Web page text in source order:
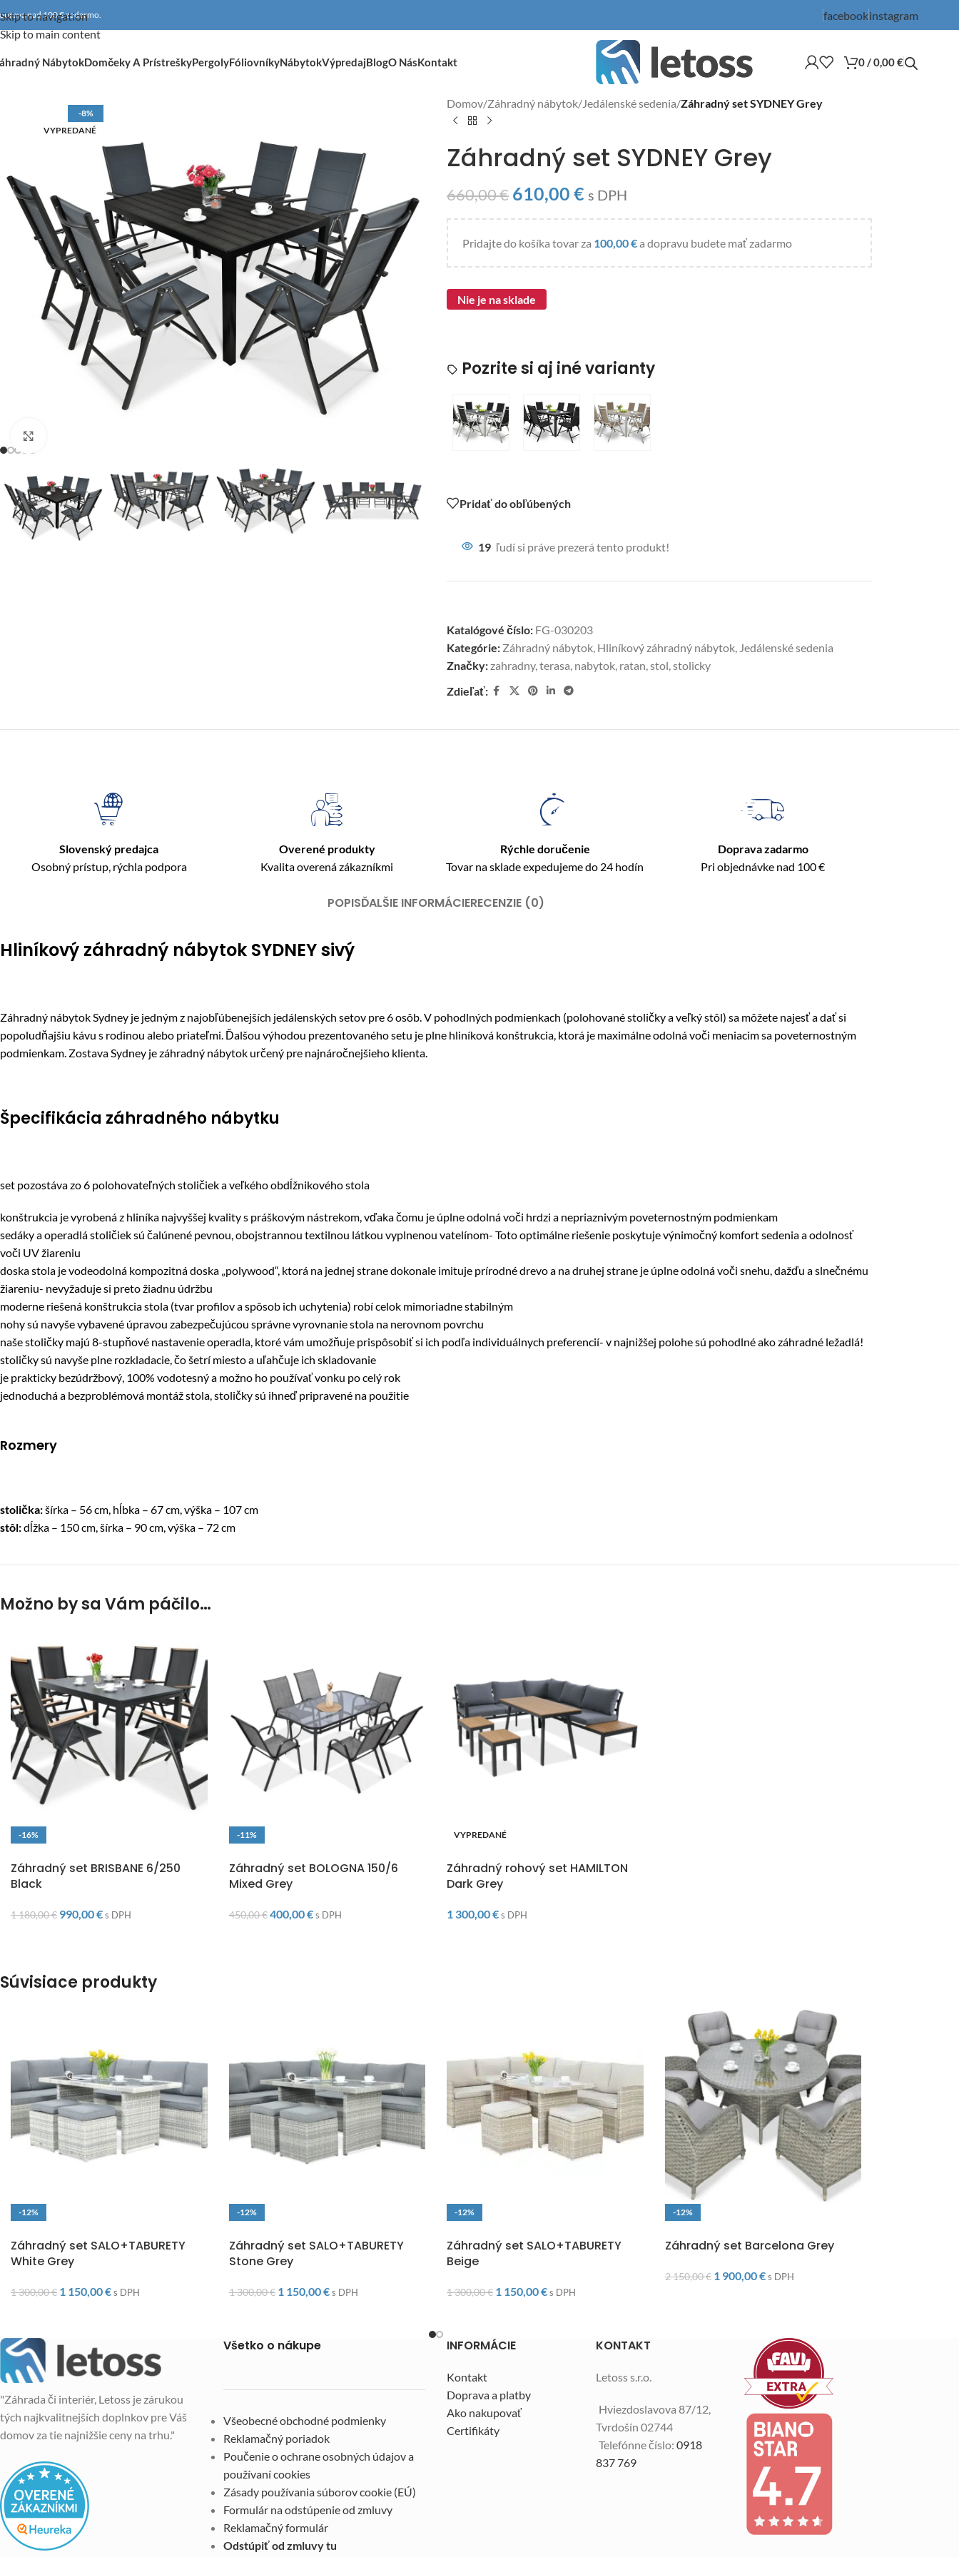
Skip to navigation
Skip to main content
nad 100 € zadarmo. facebookinstagram
NábytokDomčeky A PrístreškyPergolyFóliovníkyNábytokVýpredajBlogO NásKontakt 0 /0,00€
-8%
VYPREDANÉ
Domov/Záhradný nábytok/Jedálenské sedenia/Záhradný set SYDNEY Grey
Záhradný set SYDNEY Grey
660,00€ 610,00 € s DPH
Pridajte do košíka tovar za 100,00€a dopravu budete mať zadarmo
Nie je na sklade
Pozrite si aj iné varianty
Pridať do obľúbených
19 ľudí si práve prezerá tento produkt!
Katalógové číslo: FG-030203
Kategórie: Záhradný nábytok, Hliníkový záhradný nábytok, Jedálenské sedenia
Značky:zahradny,terasa, nabytok, ratan,stol,stolicky
Zdieľať:
Slovenský predajca
Osobný prístup, rýchla podpora
Overené produkty
Kvalita overená zákazníkmi
Rýchle doručenie
Tovar na sklade expedujeme do 24 hodín
Doprava zadarmo
Pri objednávke nad 100 €
POPISĎALŠIE INFORMÁCIERECENZIE (0)
Hliníkový záhradný nábytok SYDNEY sivý
Záhradný nábytok Sydney je jedným z najobľúbenejších jedálenských setov pre 6 osôb. V pohodlných podmienkach (polohované stoličky a veľký stôl) sa môžete najesť a dať si
popoludňajšiu kávu s rodinou alebo priateľmi. Ďalšou výhodou prezentovaného setu je plne hliníková konštrukcia, ktorá je maximálne odolná voči meniacim sa poveternostným
podmienkam. Zostava Sydney je záhradný nábytok určený pre najnáročnejšieho klienta.
Špecifikácia záhradného nábytku
set pozostáva zo 6 polohovateľných stoličiek a veľkého obdĺžnikového stola
konštrukcia je vyrobená z hliníka najvyššej kvality s práškovým nástrekom, vďaka čomu je úplne odolná voči hrdzi a nepriaznivým poveternostným podmienkam
sedáky a operadlá stoličiek sú čalúnené pevnou, obojstrannou textilnou látkou vyplnenou vatelínom- Toto optimálne riešenie poskytuje výnimočný komfort sedenia a odolnosť
voči UV žiareniu
doska stola je vodeodolná kompozitná doska „polywood“, ktorá na jednej strane dokonale imituje prírodné drevo a na druhej strane je úplne odolná voči snehu, dažďu a slnečnému
žiareniu- nevyžaduje si preto žiadnu údržbu
moderne riešená konštrukcia stola (tvar profilov a spôsob ich uchytenia) robí celok mimoriadne stabilným
nohy sú navyše vybavené úpravou zabezpečujúcou správne vyrovnanie stola na nerovnom povrchu
naše stoličky majú 8-stupňové nastavenie operadla, ktoré vám umožňuje prispôsobiť si ich podľa individuálnych preferencií- v najnižšej polohe sú pohodlné ako záhradné ležadlá!
stoličky sú navyše plne rozkladacie, čo šetrí miesto a uľahčuje ich skladovanie
je prakticky bezúdržbový, 100% vodotesný a možno ho používať vonku po celý rok
jednoduchá a bezproblémová montáž stola, stoličky sú ihneď pripravené na použitie
Rozmery
stolička:šírka – 56 cm, hĺbka – 67 cm, výška – 107 cm
stôl:dĺžka – 150 cm, šírka – 90 cm, výška – 72 cm
Možno by sa Vám páčilo…
-16%
Záhradný set BRISBANE 6/250
Black
1 180,00€ 990,00€s DPH
-11%
Záhradný set BOLOGNA 150/6
Mixed Grey
450,00€ 400,00€ s DPH
VYPREDANÉ
Záhradný rohový set HAMILTON
Dark Grey
1 300,00€s DPH
Súvisiace produkty
-12%
Záhradný set SALO+TABURETY
White Grey
1 300,00€ 1 150,00€s DPH
-12%
Záhradný set SALO+TABURETY
Stone Grey
1 300,00€ 1 150,00€ s DPH
-12%
Záhradný set SALO+TABURETY
Beige
1 300,00€ 1 150,00€s DPH
-12%
Záhradný set Barcelona Grey
2 150,00€ 1 900,00€ s DPH
"Záhrada či interiér, Letoss je zárukou
tých najkvalitnejších doplnkov pre Váš
domov za tie najnižšie ceny na trhu."
Všetko o nákupe
Všeobecné obchodné podmienky
Reklamačný poriadok
Poučenie o ochrane osobných údajov a
používaní cookies
Zásady používania súborov cookie (EÚ)
Formulár na odstúpenie od zmluvy
Reklamačný formulár
Odstúpiť od zmluvy tu
INFORMÁCIE
Kontakt
Doprava a platby
Ako nakupovať
Certifikáty
KONTAKT
Letoss s.r.o.
Hviezdoslavova 87/12,
Tvrdošín 02744
Telefónne číslo: 0918
837 769